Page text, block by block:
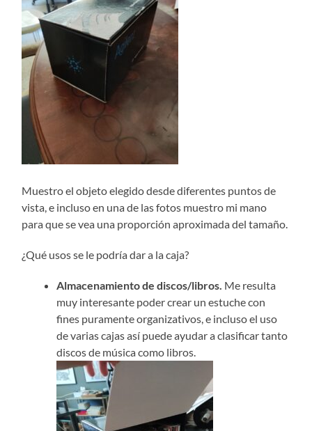
Muestro el objeto elegido desde diferentes puntos de
vista, e incluso en una de las fotos muestro mi mano
para que se vea una proporción aproximada del tamaño.
¿Qué usos se le podría dar a la caja?
Almacenamiento de discos/libros. Me resulta
muy interesante poder crear un estuche con
fines puramente organizativos, e incluso el uso
de varias cajas así puede ayudar a clasificar tanto
discos de música como libros.